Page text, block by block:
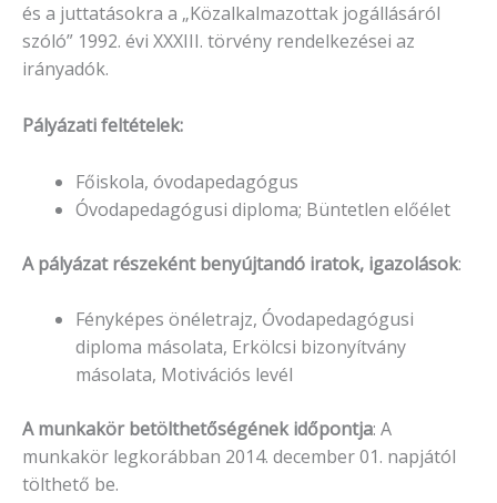
és a juttatásokra a „Közalkalmazottak jogállásáról
szóló” 1992. évi XXXIII. törvény rendelkezései az
irányadók.
Pályázati feltételek:
Főiskola, óvodapedagógus
Óvodapedagógusi diploma; Büntetlen előélet
A pályázat részeként benyújtandó iratok, igazolások:
Fényképes önéletrajz, Óvodapedagógusi
diploma másolata, Erkölcsi bizonyítvány
másolata, Motivációs levél
A munkakör betölthetőségének időpontja: A
munkakör legkorábban 2014. december 01. napjától
tölthető be.